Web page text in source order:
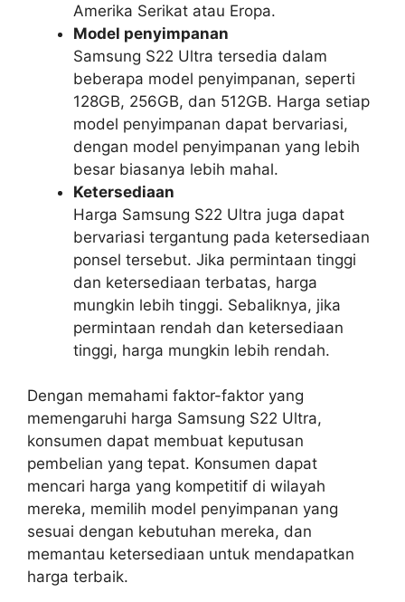
Amerika Serikat atau Eropa.
Model penyimpanan
Samsung S22 Ultra tersedia dalam
beberapa model penyimpanan, seperti
128GB, 256GB, dan 512GB. Harga setiap
model penyimpanan dapat bervariasi,
dengan model penyimpanan yang lebih
besar biasanya lebih mahal.
Ketersediaan
Harga Samsung S22 Ultra juga dapat
bervariasi tergantung pada ketersediaan
ponsel tersebut. Jika permintaan tinggi
dan ketersediaan terbatas, harga
mungkin lebih tinggi. Sebaliknya, jika
permintaan rendah dan ketersediaan
tinggi, harga mungkin lebih rendah.
Dengan memahami faktor-faktor yang
memengaruhi harga Samsung S22 Ultra,
konsumen dapat membuat keputusan
pembelian yang tepat. Konsumen dapat
mencari harga yang kompetitif di wilayah
mereka, memilih model penyimpanan yang
sesuai dengan kebutuhan mereka, dan
memantau ketersediaan untuk mendapatkan
harga terbaik.